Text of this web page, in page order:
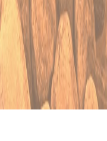
Помощь
Вопрос-ответ
Служба
поддержки
Тариф